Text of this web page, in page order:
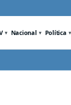
Nacional Política